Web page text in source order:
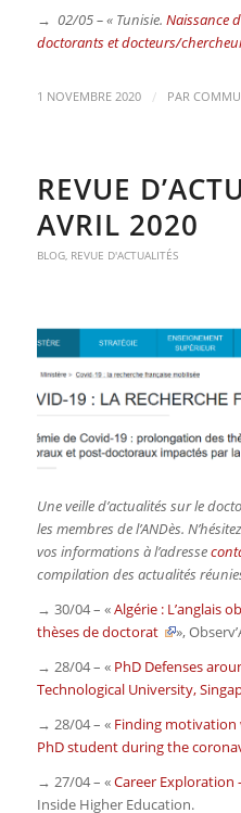
→ 02/05 – « Tunisie. Naissance
doctorants et docteurs/
1 NOVEMBRE 2020 / PAR
REVUE
AVRIL 2020
BLOG, REVUE D'ACTUALITÉS
Une veille d’actualités sur le
les membres de l’ANDès.
vos informations à l’adresse
compilation des actualités
→ 30/04 – «Algérie : L’anglais
thèses de doctorat
»,
→ 28/04 – « PhD Defenses
Technological University,
→ 28/04 – « Finding motivation
PhD student during the
→ 27/04 – «Career
Inside Higher Education.